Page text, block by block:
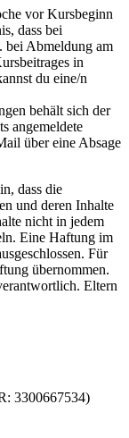
vor Kursbeginn
dass bei
bei Abmeldung am
in
du eine/n
behält sich der
angemeldete
über eine Absage
dass die
und deren Inhalte
nicht in jedem
Eine Haftung im
Für
übernommen.
Eltern
3300667534)